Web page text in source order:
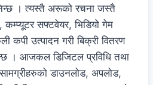
। त्यस्तै अरूको रचना जस्तै
सफ्टवेयर, भिडियो गेम
कपी उत्पादन गरी बिक्री वितरण
। आजकल डिजिटल प्रविधि तथा
डाउनलोड, अपलोड,